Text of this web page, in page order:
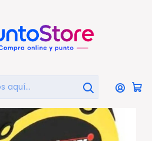
Huinchas De Medir
Y Dos Nivel De Burbuja - Ps